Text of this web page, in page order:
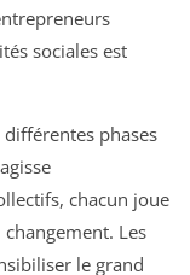
sociales est
phases
chacun joue
Les
le grand